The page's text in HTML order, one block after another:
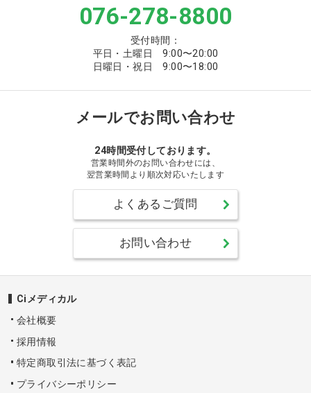
076-278-8800
受付時間：
平日・土曜日 9:00〜20:00
日曜日・祝日 9:00〜18:00
メールでお問い合わせ
24時間受付しております。
営業時間外のお問い合わせには、
翌営業時間より順次対応いたします
よくあるご質問
お問い合わせ
Ciメディカル
会社概要
採用情報
特定商取引法に基づく表記
プライバシーポリシー